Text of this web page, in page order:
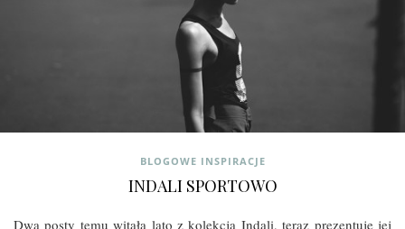
BLOGOWE INSPIRACJE
INDALI SPORTOWO
Dwa posty temu witała lato z kolekcją Indali, teraz prezentuje jej